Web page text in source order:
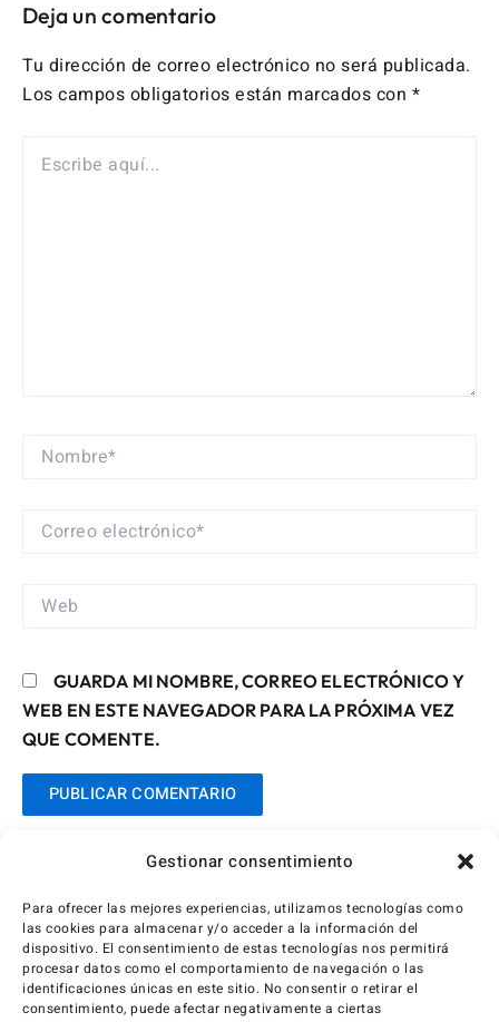
Gestionar consentimiento
Para ofrecer las mejores experiencias, utilizamos tecnologías como
las cookies para almacenar y/o acceder a la información del
dispositivo. El consentimiento de estas tecnologías nos permitirá
procesar datos como el comportamiento de navegación o las
identificaciones únicas en este sitio. No consentir o retirar el
consentimiento, puede afectar negativamente a ciertas
Deja un comentario
Tu dirección de correo electrónico no será publicada.
Los campos obligatorios están marcados con *
AQUÍ...
NOMBRE*
CORREO
WEB
GUARDA MI NOMBRE, CORREO ELECTRÓNICO Y
WEB EN ESTE NAVEGADOR PARA LA PRÓXIMA VEZ
QUE COMENTE.